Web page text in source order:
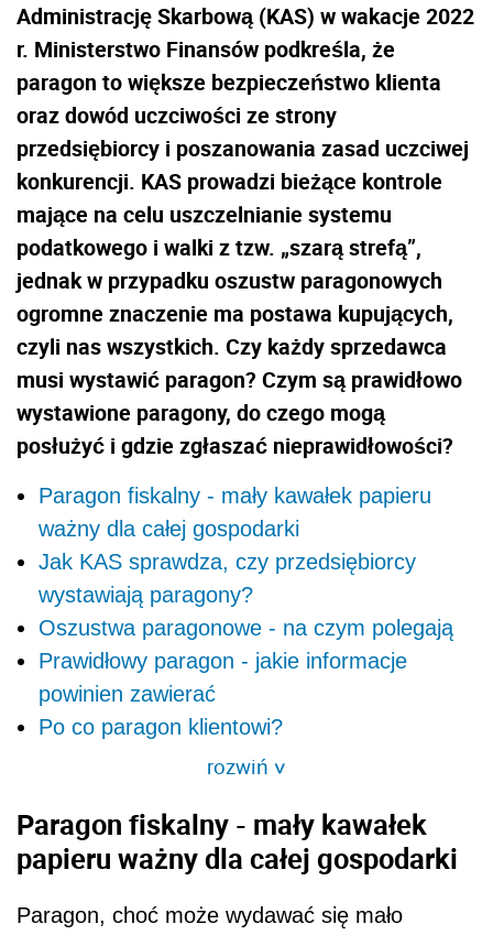
Administrację Skarbową (KAS) w wakacje 2022
r. Ministerstwo Finansów podkreśla, że
paragon to większe bezpieczeństwo klienta
oraz dowód uczciwości ze strony
przedsiębiorcy i poszanowania zasad uczciwej
konkurencji. KAS prowadzi bieżące kontrole
mające na celu uszczelnianie systemu
podatkowego i walki z tzw. „szarą strefą”,
jednak w przypadku oszustw paragonowych
ogromne znaczenie ma postawa kupujących,
czyli nas wszystkich. Czy każdy sprzedawca
musi wystawić paragon? Czym są prawidłowo
wystawione paragony, do czego mogą
posłużyć i gdzie zgłaszać nieprawidłowości?
Paragon fiskalny - mały kawałek papieru
ważny dla całej gospodarki
Jak KAS sprawdza, czy przedsiębiorcy
wystawiają paragony?
Oszustwa paragonowe - na czym polegają
Prawidłowy paragon - jakie informacje
powinien zawierać
Po co paragon klientowi?
rozwiń>
Paragon fiskalny - mały kawałek
papieru ważny dla całej gospodarki
Paragon, choć może wydawać się mało